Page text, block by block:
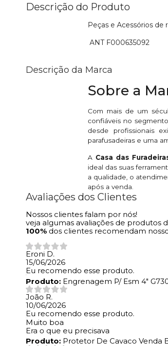
Descrição do Produto
Peças e Acessórios de
ANT F000635092
Descrição da Marca
Sobre a
Com mais de um
confiáveis no
desde profissionais
parafusadeiras e uma
A Casa das
ideal das suas
a qualidade, o
após a venda.
Avaliações dos Clientes
Nossos clientes falam por nós!
veja algumas avaliações de produtos
100% dos clientes recomendam
Eroni D.
15/06/2026
Eu recomendo esse produto.
Produto: Engrenagem P/ Esm 4"
João R.
10/06/2026
Eu recomendo esse produto.
Muito boa
Era o que eu precisava
Produto: Protetor De Cavaco Venda